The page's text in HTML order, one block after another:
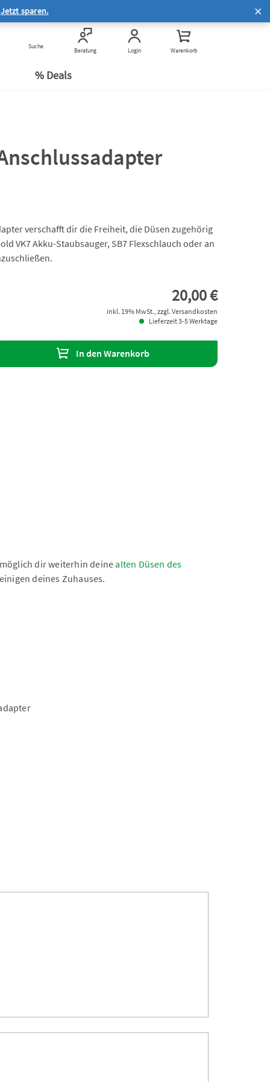
Jetzt sparen.
Suche Beratung Login Warenkorb
Kauf & Rechtliches
Häufige Fragen zum Service
Häufige Fragen zum
Datenschutz
% Deals
verschafft dir die Freiheit, die Düsen zugehörig
VK7 Akku-Staubsauger, SB7 Flexschlauch oder an
20,00 €
inkl. 19% MwSt., zzgl. Versandkosten
Lieferzeit 3-5 Werktage
In den Warenkorb
dir weiterhin deinealten Düsen des
deines Zuhauses.